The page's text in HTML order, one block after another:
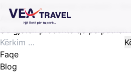
Kreu/ Destinacionet produkti /
Amalfi
S’u gjetën produkte që
Kërko
për:
Faqe
Blog